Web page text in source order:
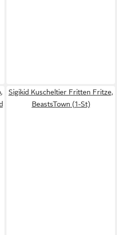
Sigikid Kuscheltier Fritten Fritze,
BeastsTown (1-St)